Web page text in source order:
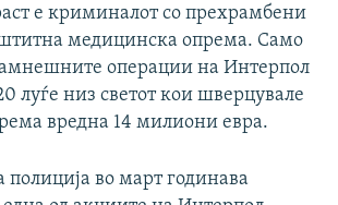
е криминалот со прехрамбени
медицинска опрема. Само
операции на Интерпол
луѓе низ светот кои шверцувале
вредна 14 милиони евра.
во март годинава